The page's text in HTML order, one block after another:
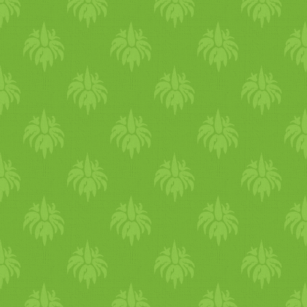
rájövünk, milyen hálásak
lehetünk egy-egy olyan
életeseménynek, amit, akkor
nagyon rossznak éltünk meg.
Egy korábbi bejegyzésben
erről olvashatsz: Sosem
a teljes képet... Minden
napod új lehetőségeket, új